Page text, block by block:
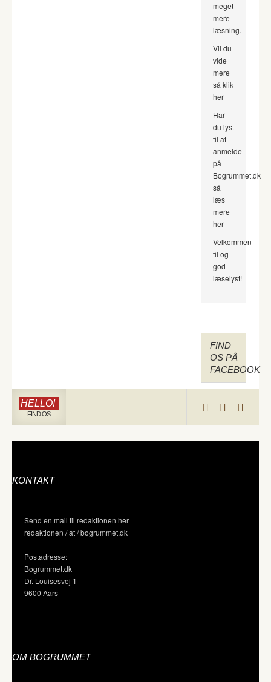
meget
mere
læsning.
Vil du
vide
mere
så klik
her
Har
du lyst
til at
anmelde
på
Bogrummet.dk
så
læs
mere
her
Velkommen
til og
god
læselyst!
FIND
OS PÅ
FACEBOOK
HELLO!
FIND OS
KONTAKT
Send en mail til redaktionen her
redaktionen / at / bogrummet.dk
Postadresse:
Bogrummet.dk
Dr. Louisesvej 1
9600 Aars
OM BOGRUMMET